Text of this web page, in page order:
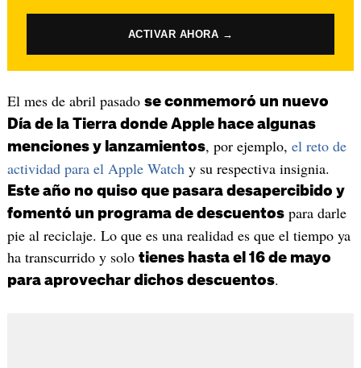
ACTIVAR AHORA →
El mes de abril pasado se conmemoró un nuevo
Día de la Tierra donde Apple hace algunas
menciones y lanzamientos, por ejemplo, el reto de
actividad para el Apple Watchy su respectiva insignia.
Este año no quiso que pasara desapercibido y
fomentó un programa de descuentospara darle
pie al reciclaje. Lo que es una realidad es que el tiempo ya
ha transcurrido y solo tienes hasta el 16 de mayo
para aprovechar dichos descuentos.